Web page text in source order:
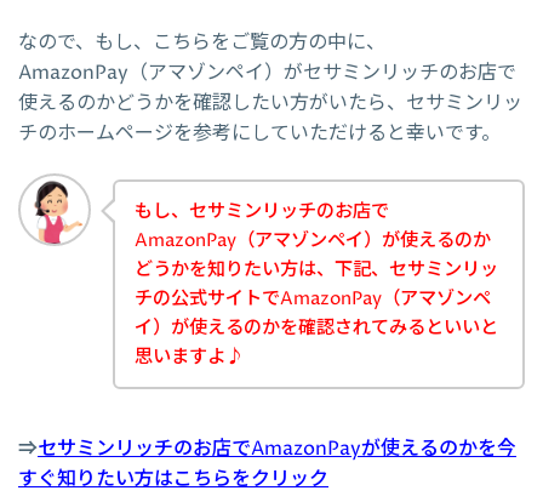
なので、もし、こちらをご覧の方の中に、
AmazonPay（アマゾンペイ）がセサミンリッチのお店で
使えるのかどうかを確認したい方がいたら、セサミンリッ
チのホームページを参考にしていただけると幸いです。
もし、セサミンリッチのお店で
AmazonPay（アマゾンペイ）が使えるのか
どうかを知りたい方は、下記、セサミンリッ
チの公式サイトでAmazonPay（アマゾンペ
イ）が使えるのかを確認されてみるといいと
思いますよ♪
⇒セサミンリッチのお店でAmazonPayが使えるのかを今
すぐ知りたい方はこちらをクリック